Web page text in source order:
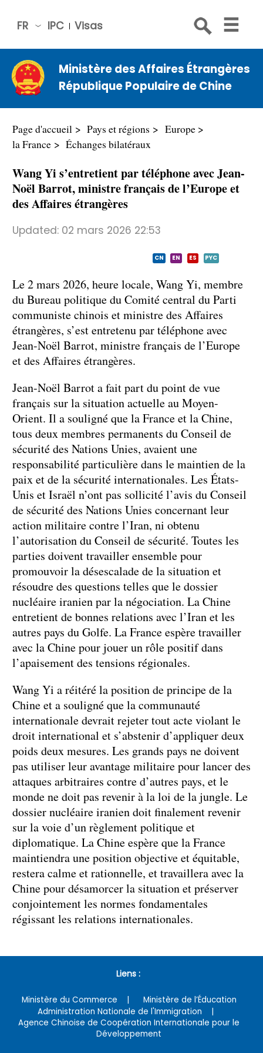
IPC Visas
FR
中文
Engli
sh
Русс
Espa
عربي
Ministère des Affaires Étrangères
République Populaire de Chine
Page d'accueil Pays et régions
Europe
la France
Échanges bilatéraux
Wang Yi s’entretient par téléphone avec Jean-
Noël Barrot, ministre français de l’Europe et
des Affaires étrangères
Updated: 02 mars 2026 22:53
CN EN ES PYC
Le 2 mars 2026, heure locale, Wang Yi, membre
du Bureau politique du Comité central du Parti
communiste chinois et ministre des Affaires
étrangères, s’est entretenu par téléphone avec
Jean-Noël Barrot, ministre français de l’Europe
et des Affaires étrangères.
Jean-Noël Barrot a fait part du point de vue
français sur la situation actuelle au Moyen-
Orient. Il a souligné que la France et la Chine,
tous deux membres permanents du Conseil de
sécurité des Nations Unies, avaient une
responsabilité particulière dans le maintien de la
paix et de la sécurité internationales. Les États-
Unis et Israël n’ont pas sollicité l’avis du Conseil
de sécurité des Nations Unies concernant leur
action militaire contre l’Iran, ni obtenu
l’autorisation du Conseil de sécurité. Toutes les
parties doivent travailler ensemble pour
promouvoir la désescalade de la situation et
résoudre des questions telles que le dossier
nucléaire iranien par la négociation. La Chine
entretient de bonnes relations avec l’Iran et les
autres pays du Golfe. La France espère travailler
avec la Chine pour jouer un rôle positif dans
l’apaisement des tensions régionales.
Wang Yi a réitéré la position de principe de la
Chine et a souligné que la communauté
internationale devrait rejeter tout acte violant le
droit international et s’abstenir d’appliquer deux
poids deux mesures. Les grands pays ne doivent
pas utiliser leur avantage militaire pour lancer des
attaques arbitraires contre d’autres pays, et le
monde ne doit pas revenir à la loi de la jungle. Le
dossier nucléaire iranien doit finalement revenir
sur la voie d’un règlement politique et
diplomatique. La Chine espère que la France
maintiendra une position objective et équitable,
restera calme et rationnelle, et travaillera avec la
Chine pour désamorcer la situation et préserver
conjointement les normes fondamentales
régissant les relations internationales.
Liens :
Ministère du Commerce
Ministère de l’Éducation
Administration Nationale de l'Immigration
Agence Chinoise de Coopération Internationale pour le
Développement